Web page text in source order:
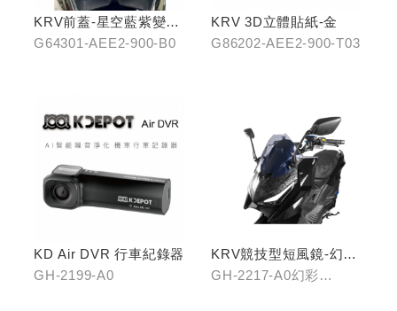
KRV前蓋-星空藍紫變色
龍
G64301-AEE2-900-B0
KRV 3D立體貼紙-金
G86202-AEE2-900-T03
KD Air DVR 行車紀錄器
GH-2199-A0
KRV競技型短風鏡-幻彩
藍/燻黑
GH-2217-A0幻彩